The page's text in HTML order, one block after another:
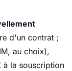
d'un contrat ;
au choix),
à la souscription